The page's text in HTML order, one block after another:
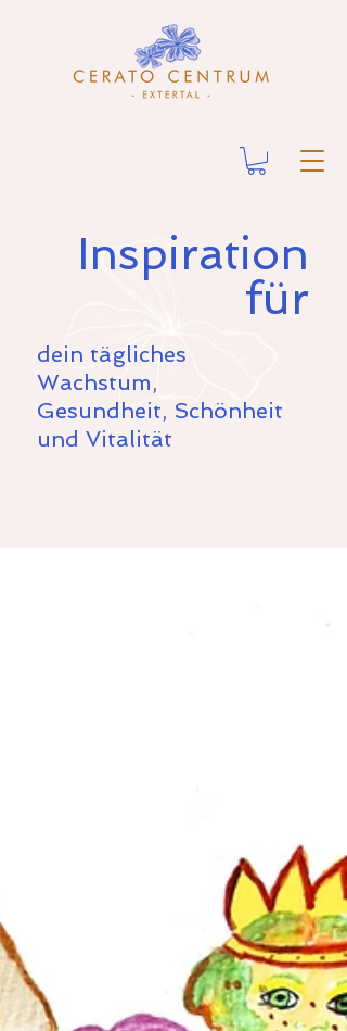
Inspiration
für
dein tägliches
Wachstum,
Gesundheit, Schönheit
und Vitalität